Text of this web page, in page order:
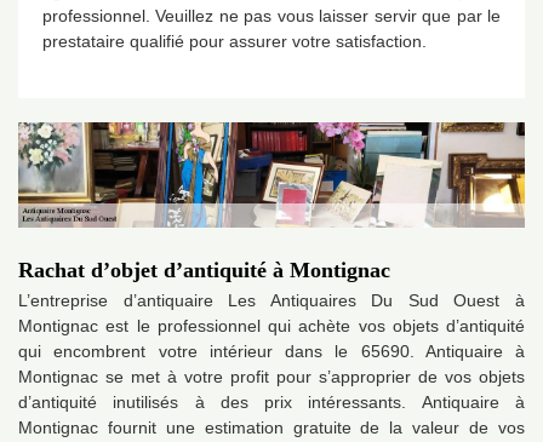
professionnel. Veuillez ne pas vous laisser servir que par le
prestataire qualifié pour assurer votre satisfaction.
Rachat d’objet d’antiquité à Montignac
L’entreprise d’antiquaire Les Antiquaires Du Sud Ouest à
Montignac est le professionnel qui achète vos objets d’antiquité
qui encombrent votre intérieur dans le 65690. Antiquaire à
Montignac se met à votre profit pour s’approprier de vos objets
d’antiquité inutilisés à des prix intéressants. Antiquaire à
Montignac fournit une estimation gratuite de la valeur de vos